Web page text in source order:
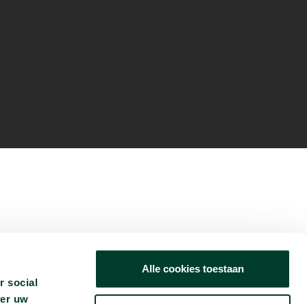
social
uw
Alle cookies toestaan